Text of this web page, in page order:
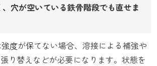
穴が空いている鉄骨階段でも直せま
度が保てない場合、溶接による補強や
り替えなどが必要になります。状態を